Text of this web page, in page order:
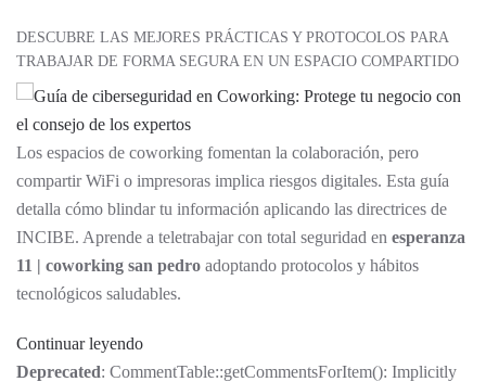
DESCUBRE LAS MEJORES PRÁCTICAS Y PROTOCOLOS PARA
TRABAJAR DE FORMA SEGURA EN UN ESPACIO COMPARTIDO
Los espacios de coworking fomentan la colaboración, pero
compartir WiFi o impresoras implica riesgos digitales. Esta guía
detalla cómo blindar tu información aplicando las directrices de
INCIBE. Aprende a teletrabajar con total seguridad en esperanza
11 | coworking san pedro adoptando protocolos y hábitos
tecnológicos saludables.
Continuar leyendo
Deprecated: CommentTable::getCommentsForItem(): Implicitly